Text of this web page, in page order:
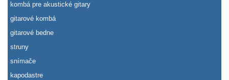
kombá pre akustické gitary
gitarové kombá
gitarové bedne
struny
snímače
kapodastre